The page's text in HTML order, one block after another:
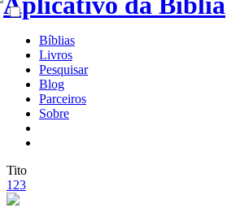
Bíblias
Livros
Pesquisar
Blog
Parceiros
Sobre
Tito
1 23